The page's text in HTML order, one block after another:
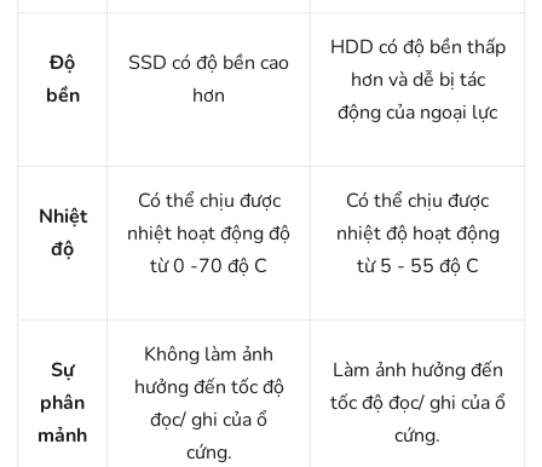
Độ
bền
SSD có độ bền cao
hơn
HDD có độ bền thấp
hơn và dễ bị tác
động của ngoại lực
Nhiệt
độ
Có thể chịu được
nhiệt hoạt động độ
từ 0 -70 độ C
Có thể chịu được
nhiệt độ hoạt động
từ 5 - 55 độ C
Sự
phân
mảnh
Không làm ảnh
hưởng đến tốc độ
đọc/ ghi của ổ
cứng.
Làm ảnh hưởng đến
tốc độ đọc/ ghi của ổ
cứng.